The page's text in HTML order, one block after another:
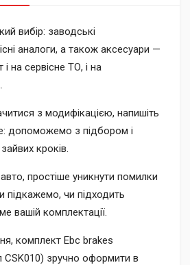
вибір: заводські
аналоги, а також аксесуари —
на сервісне ТО, і на
з модифікацією, напишіть
допоможемо з підбором і
кроків.
простіше уникнути помилки
підкажемо, чи підходить
вашій комплектації.
комплект Ebc brakes
CSK010) зручно оформити в